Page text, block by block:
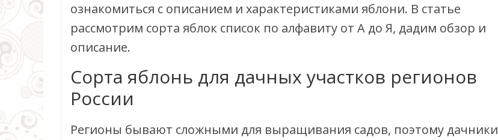
ознакомиться с описанием и характеристиками яблони. В статье
рассмотрим сорта яблок список по алфавиту от А до Я, дадим обзор и
описание.
Сорта яблонь для дачных участков регионов
России
Регионы бывают сложными для выращивания садов, поэтому дачники